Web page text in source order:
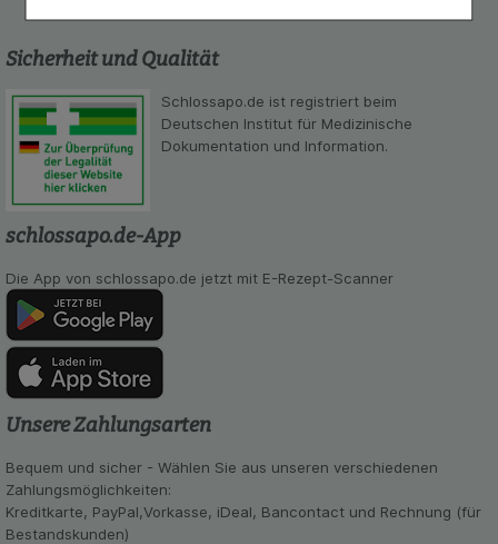
Einkaufserlebnis noch ansprechender zu gestalten,
beispielsweise für die Wiedererkennung des
Besuchers oder unsere Seite an bevorzugte
Verhaltensweisen (z.B. Spracheinstellung)
anzupassen. Komfort-Cookies ermöglichen es uns
auch auf Ihre Bedürfnisse zugeschrittene Inhalte
anzuzeigen und unser Partnerprogramm zu
betreiben.
Statistik & Tracking:
Informationen über die Art und Weise der Nutzung
unserer Website sammeln, mit deren Hilfe wir
unsere Website weiter für Sie optimieren können,
den Inhalt auf unserer Website aber auch die
Werbung auf Drittseiten möglichst relevant für Sie
zu gestalten. Bitte beachten Sie, dass Daten
hierfür teilweise an Dritte wie z.B. Google oder
soziale Medien übertragen werden.
Sicherheit und Qualität
Schlossapo.de ist registriert beim
Deutschen Institut für Medizinische
Dokumentation und Information.
schlossapo.de-App
Die App von schlossapo.de jetzt mit E-Rezept-Scanner
Unsere Zahlungsarten
Bequem und sicher - Wählen Sie aus unseren verschiedenen
Zahlungsmöglichkeiten:
Kreditkarte, PayPal,Vorkasse, iDeal, Bancontact und Rechnung (für
Bestandskunden)